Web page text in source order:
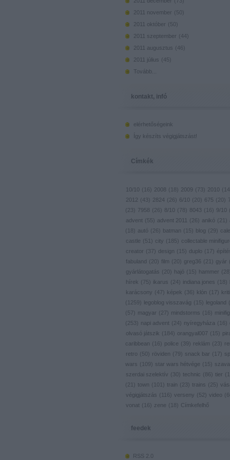
2011 november ( 50)
2011 október ( 50)
2011 szeptember ( 44)
2011 augusztus ( 46 )
2011 július ( 45)
Tovább
kontakt, infó
elérhetőségeink
Így készíts végigjátszást!
Címkék
10/10 ( 16 ) 2008 ( 18 ) 2009 ( 73) 2010 (
2012 ( 43) 2824 ( 26 ) 6/10 ( 20) 675 ( 20)
( 23) 7958 ( 26 ) 8/10 ( 78 ) 8043 ( 16 ) 9/10 (
advent ( 55) advent 2011 ( 26 ) anikó ( 21 )
(
18 ) autó ( 26 ) batman ( 15) blog ( 29)
castle ( 51 ) city ( 185) collectable
creator ( 37) design ( 15) duplo ( 17)
fabuland ( 20) film ( 20) greg36 ( 21 ) gyár (
gyárlátogatás ( 20) hajó ( 15) hammer ( 28
hírek ( 75) ikarus ( 24) indiana jones ( 18 )
karácsony ( 47) képek ( 36 ) klón ( 17)
(
1259) legoblog visszavág ( 15) legoland (
( 57) magyar ( 27) mindstorms ( 16 ) minifig
( 253) napi advent ( 24) nyíregyháza ( 16 )
olvasó játszik ( 184) orangyal007 ( 15)
caribbean ( 16 ) police ( 39) reklám ( 23)
retro ( 50) röviden ( 79) snack bar ( 17)
wars ( 109) star wars hétvége ( 15)
szerdai szelektív ( 30) technic ( 86 ) tier (
( 21 ) town ( 101 ) train ( 23) trains ( 25)
végigjátszás ( 116 ) verseny ( 52) video (
vonat ( 16 ) zene ( 18 ) Címkefelhő
feedek
RSS 2.0